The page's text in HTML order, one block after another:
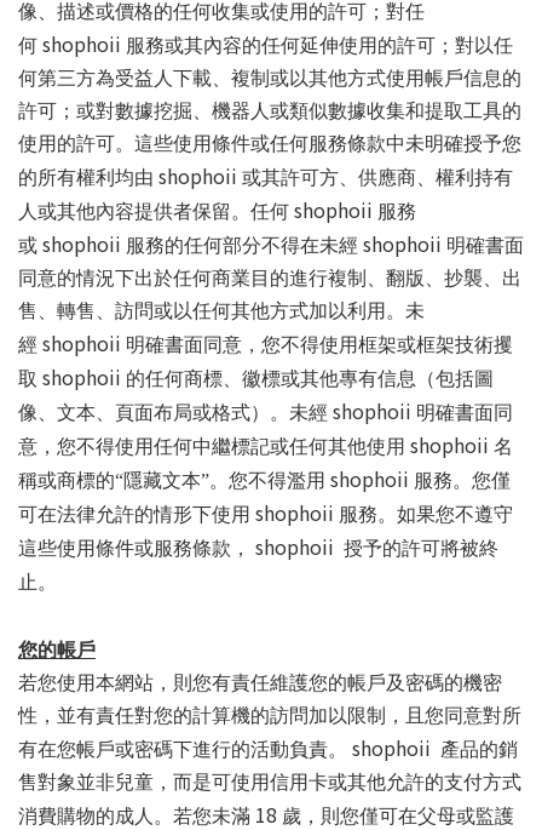
像、描述或價格的任何收集或使用的許可；對任
何 shophoii 服務或其內容的任何延伸使用的許可；對以任
何第三方為受益人下載、複制或以其他方式使用帳戶信息的
許可；或對數據挖掘、機器人或類似數據收集和提取工具的
使用的許可。這些使用條件或任何服務條款中未明確授予您
的所有權利均由 shophoii 或其許可方、供應商、權利持有
人或其他內容提供者保留。任何 shophoii 服務
或 shophoii 服務的任何部分不得在未經 shophoii 明確書面
同意的情況下出於任何商業目的進行複制、翻版、抄襲、出
售、轉售、訪問或以任何其他方式加以利用。未
經 shophoii 明確書面同意，您不得使用框架或框架技術攫
取 shophoii 的任何商標、徽標或其他專有信息（包括圖
像、文本、頁面布局或格式）。未經 shophoii 明確書面同
意，您不得使用任何中繼標記或任何其他使用 shophoii 名
稱或商標的“隱藏文本”。您不得濫用 shophoii 服務。您僅
可在法律允許的情形下使用 shophoii 服務。如果您不遵守
這些使用條件或服務條款，
shophoii 授予的許可將被終
止。
您的帳戶
若您使用本網站，則您有責任維護您的帳戶及密碼的機密
性，並有責任對您的計算機的訪問加以限制，且您同意對所
有在您帳戶或密碼下進行的活動負責。
shophoii 產品的銷
售對象並非兒童，而是可使用信用卡或其他允許的支付方式
消費購物的成人。若您未滿 18 歲，則您僅可在父母或監護